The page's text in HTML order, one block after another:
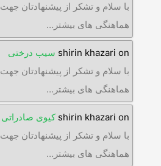
با سلام و تشکر از پیشنهادتان جهت
هماهنگی های بیشتر…
shirin khazari on
سیب درختی
با سلام و تشکر از پیشنهادتان جهت
هماهنگی های بیشتر…
shirin khazari on
کیوی صادراتی
با سلام و تشکر از پیشنهادتان جهت
هماهنگی های بیشتر…